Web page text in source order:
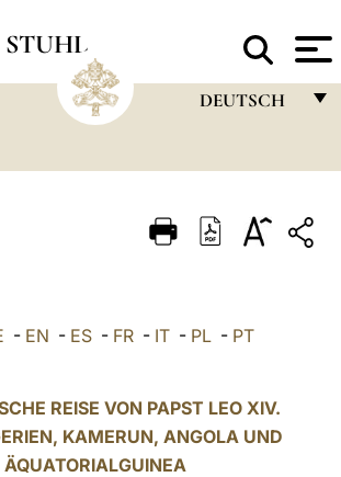
DEUTSCH
ITALIANO
POLSKI
العربيّة
- EN - ES - FR - IT - PL - PT
REISE VON PAPST LEO XIV.
KAMERUN, ANGOLA UND
ÄQUATORIALGUINEA